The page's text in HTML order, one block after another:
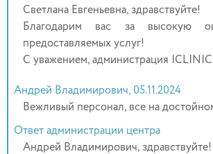
Светлана Евгеньевна, здравствуйте!
Благодарим вас за высокую
предоставляемых услуг!
С уважением, администрация
Андрей Владимирович, 05.11.2024
Вежливый персонал, все на
Ответ администрации центра
Андрей Владимирович, здравствуйте!